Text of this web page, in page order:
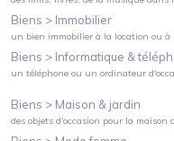
Biens > Immobilier
un bien immobilier à la location ou à
Biens > Informatique &
un téléphone ou un ordinateur
Biens > Maison & jardin
des objets d'occasion pour la maison